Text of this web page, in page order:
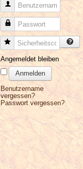
Benutzername
Passwort
Sicherheitscode
Angemeldet bleiben
Anmelden
Benutzername
vergessen?
Passwort vergessen?